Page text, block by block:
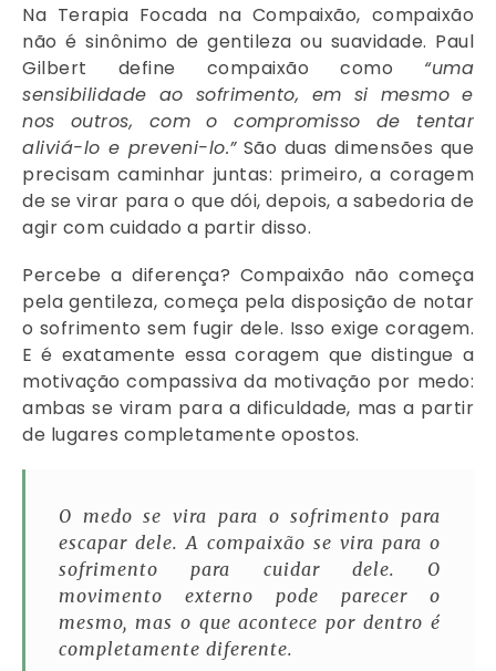
Na Terapia Focada na Compaixão, compaixão
não é sinônimo de gentileza ou suavidade. Paul
Gilbert define compaixão como “uma
sensibilidade ao sofrimento, em si mesmo e
nos outros, com o compromisso de tentar
aliviá-lo e preveni-lo.”São duas dimensões que
precisam caminhar juntas: primeiro, a coragem
de se virar para o que dói, depois, a sabedoria de
agir com cuidado a partir disso.
Percebe a diferença? Compaixão não começa
pela gentileza, começa pela disposição de notar
o sofrimento sem fugir dele. Isso exige coragem.
E é exatamente essa coragem que distingue a
motivação compassiva da motivação por medo:
ambas se viram para a dificuldade, mas a partir
de lugares completamente opostos.
O medo se vira para o sofrimento para
escapar dele. A compaixão se vira para o
sofrimento para cuidar dele. O
movimento externo pode parecer o
mesmo, mas o que acontece por dentro é
completamente diferente.